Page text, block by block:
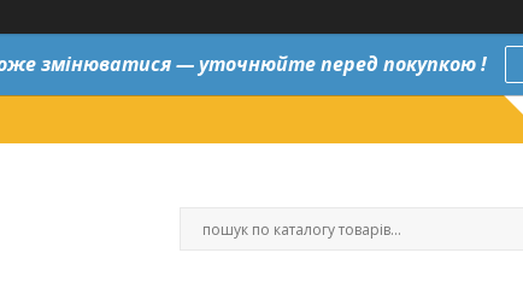
змінюватися — уточнюйте перед покупкою !